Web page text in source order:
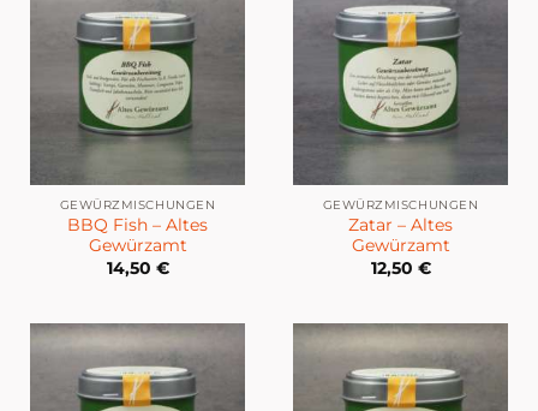
GEWÜRZMISCHUNGEN
BBQ Fish – Altes
Gewürzamt
14,50 €
GEWÜRZMISCHUNGEN
Zatar – Altes
Gewürzamt
12,50 €